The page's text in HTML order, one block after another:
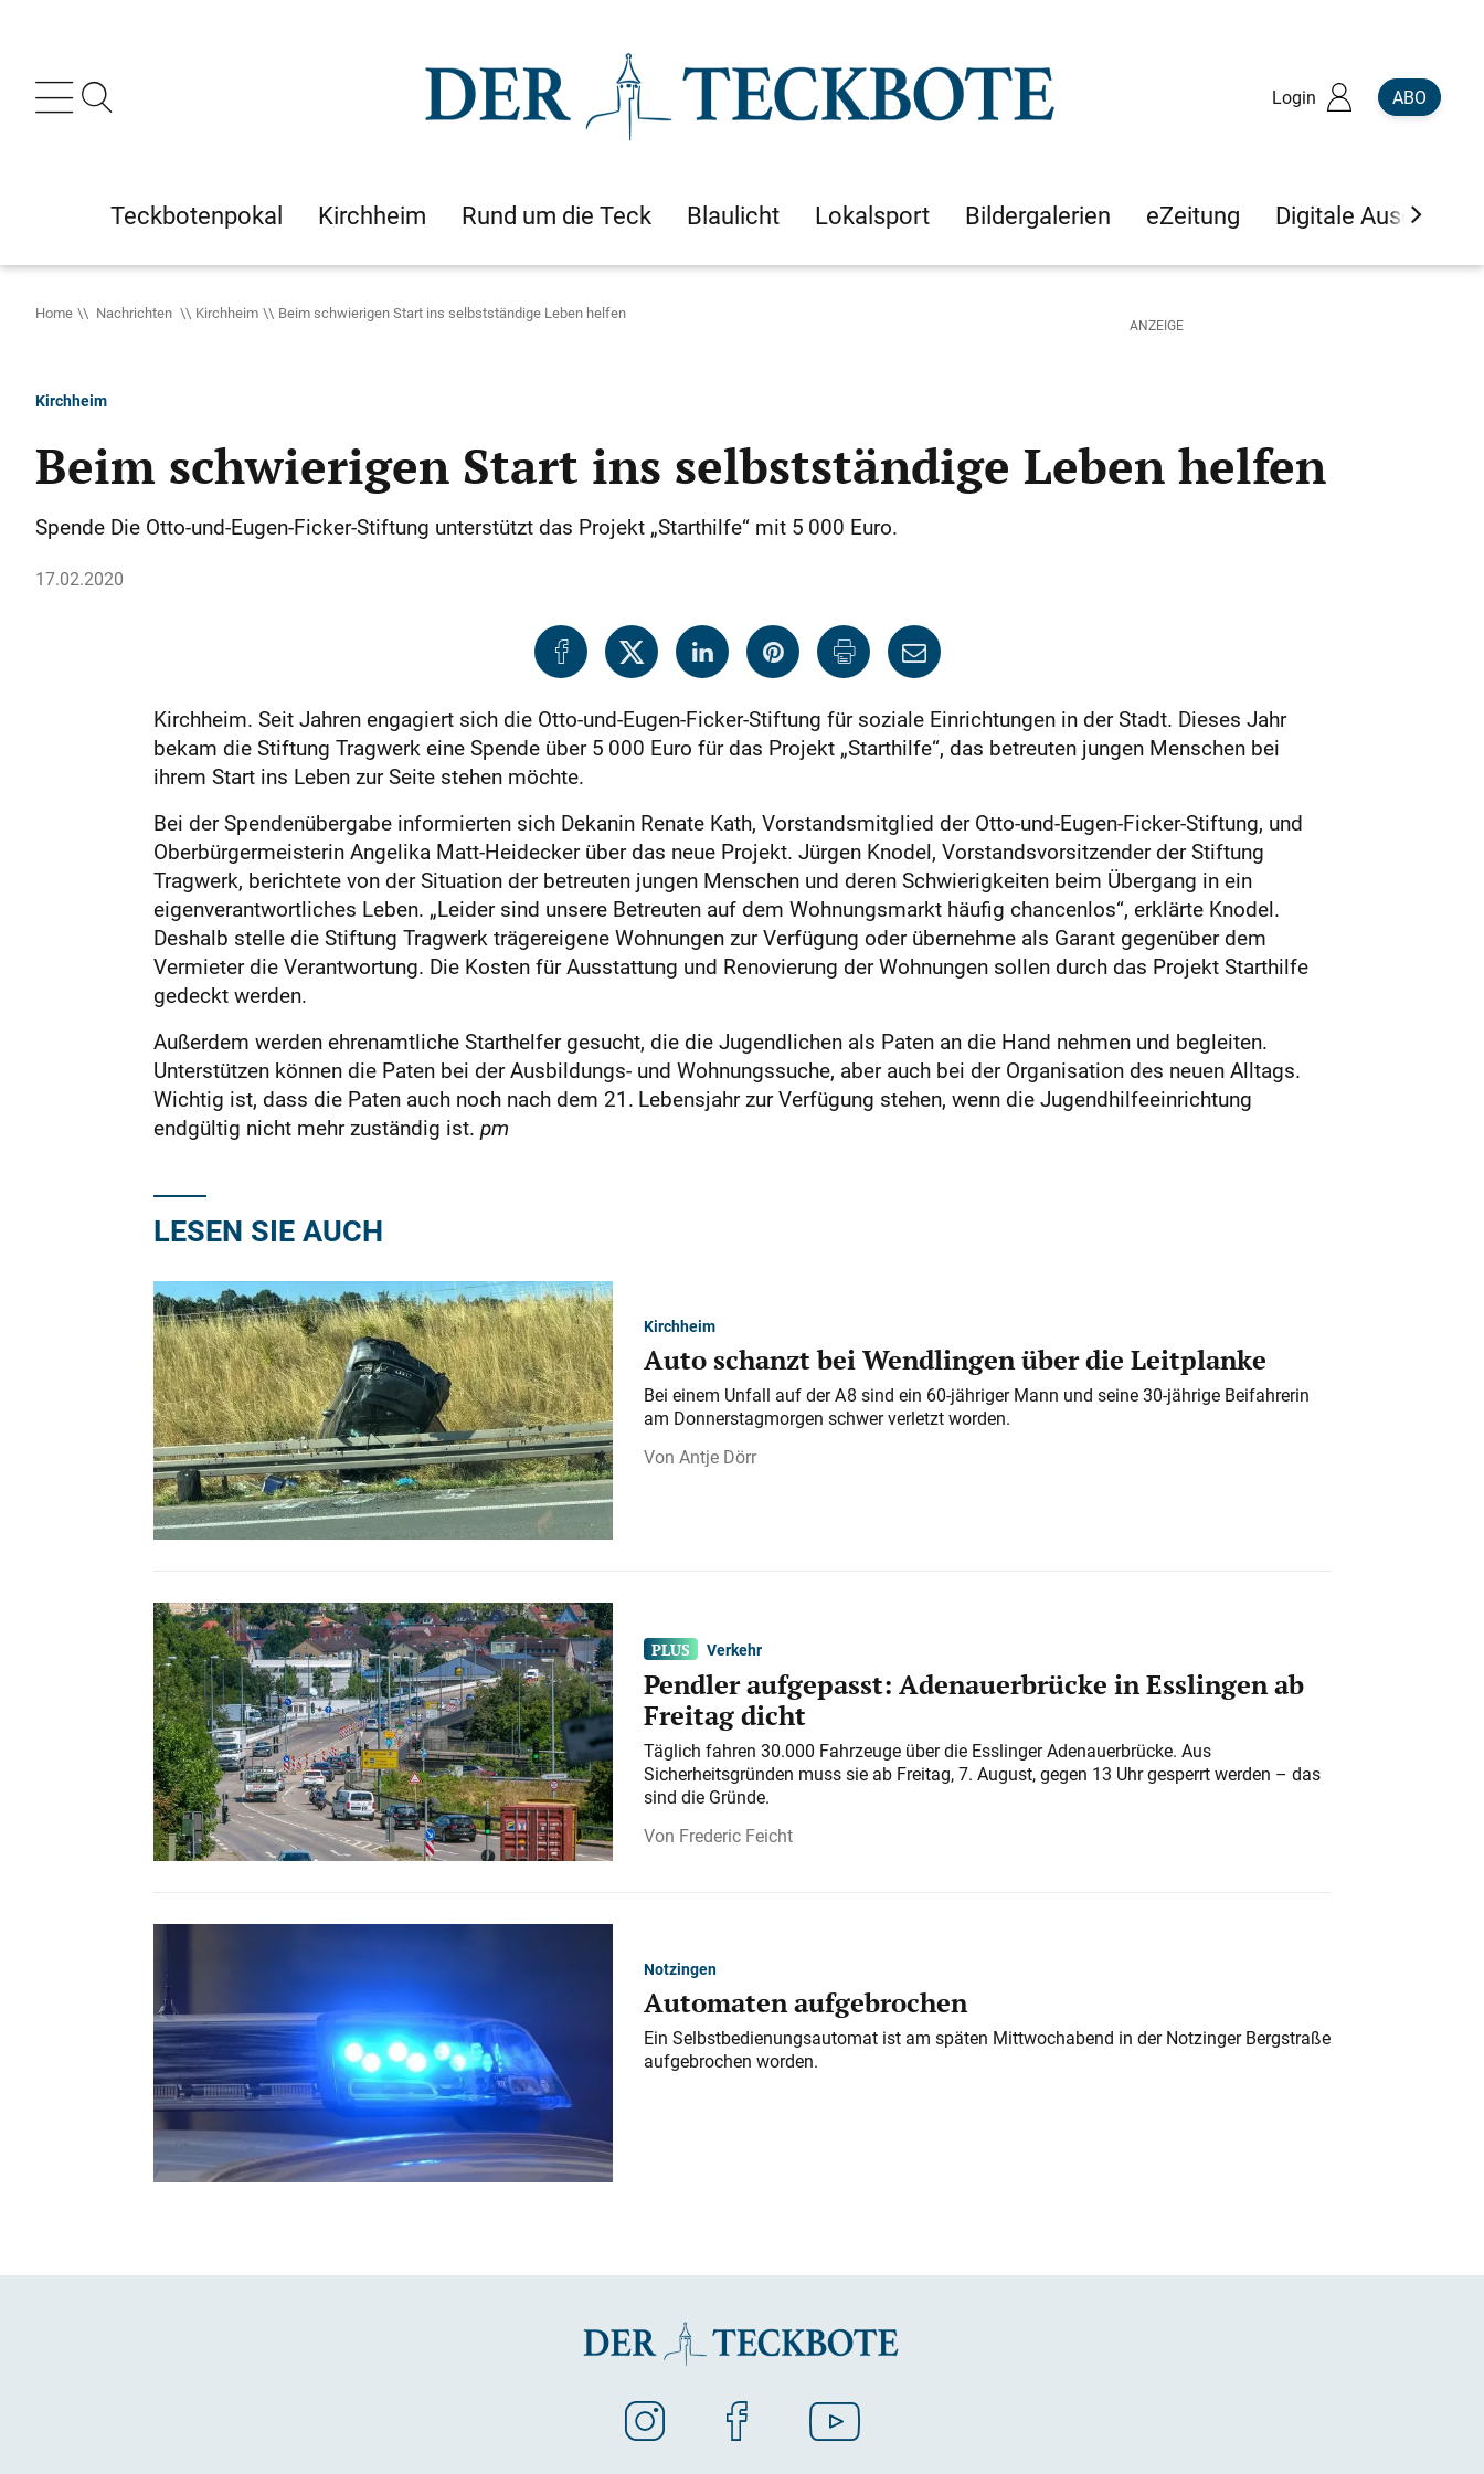
Login ABO
Teckbotenpokal Kirchheim Rund um die Teck Blaulicht Lokalsport Bildergalerien eZeitung Digitale Ausgaben
Home Nachrichten Kirchheim Beim schwierigen Start ins selbstständige Leben helfen
Kirchheim
Beim schwierigen Start ins selbstständige Leben helfen
Spende Die Otto-und-Eugen-Ficker-Stiftung unterstützt das Projekt „Starthilfe“ mit 5 000 Euro.
17.02.2020
Kirchheim. Seit Jahren engagiert sich die Otto-und-Eugen-Ficker-Stiftung für soziale Einrichtungen in der Stadt. Dieses Jahr
bekam die Stiftung Tragwerk eine Spende über 5 000 Euro für das Projekt „Starthilfe“, das betreuten jungen Menschen bei
ihrem Start ins Leben zur Seite stehen möchte.
Bei der Spendenübergabe informierten sich Dekanin Renate Kath, Vorstandsmitglied der Otto-und-Eugen-Ficker-Stiftung, und
Oberbürgermeisterin Angelika Matt-Heidecker über das neue Projekt. Jürgen Knodel, Vorstandsvorsitzender der Stiftung
Tragwerk, berichtete von der Situation der betreuten jungen Menschen und deren Schwierigkeiten beim Übergang in ein
eigenverantwortliches Leben. „Leider sind unsere Betreuten auf dem Wohnungsmarkt häufig chancenlos“, erklärte Knodel.
Deshalb stelle die Stiftung Tragwerk trägereigene Wohnungen zur Verfügung oder übernehme als Garant gegenüber dem
Vermieter die Verantwortung. Die Kosten für Ausstattung und Renovierung der Wohnungen sollen durch das Projekt Starthilfe
gedeckt werden.
Außerdem werden ehrenamtliche Starthelfer gesucht, die die Jugendlichen als Paten an die Hand nehmen und begleiten.
Unterstützen können die Paten bei der Ausbildungs- und Wohnungssuche, aber auch bei der Organisation des neuen Alltags.
Wichtig ist, dass die Paten auch noch nach dem 21. Lebensjahr zur Verfügung stehen, wenn die Jugendhilfeeinrichtung
endgültig nicht mehr zuständig ist. pm
LESEN SIE AUCH
Kirchheim
Auto schanzt bei Wendlingen über die Leitplanke
Bei einem Unfall auf der A 8 sind ein 60-jähriger Mann und seine 30-jährige Beifahrerin
am Donnerstagmorgen schwer verletzt worden.
Antje Dörr
Verkehr
Pendler aufgepasst: Adenauerbrücke in Esslingen ab
Freitag dicht
Täglich fahren 30.000 Fahrzeuge über die Esslinger Adenauerbrücke. Aus
Sicherheitsgründen muss sie ab Freitag, 7. August, gegen 13 Uhr gesperrt werden – das
sind die Gründe.
Frederic Feicht
Notzingen
Automaten aufgebrochen
Ein Selbstbedienungsautomat ist am späten Mittwochabend in der Notzinger Bergstraße
aufgebrochen worden.